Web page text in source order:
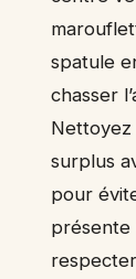
spatule
chasser
Nettoyez
surplus
pour
présente